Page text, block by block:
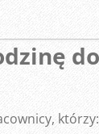
którzy: